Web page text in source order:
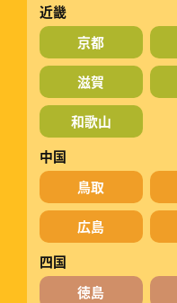
近畿
京都
滋賀
和歌山
中国
鳥取
広島
四国
徳島